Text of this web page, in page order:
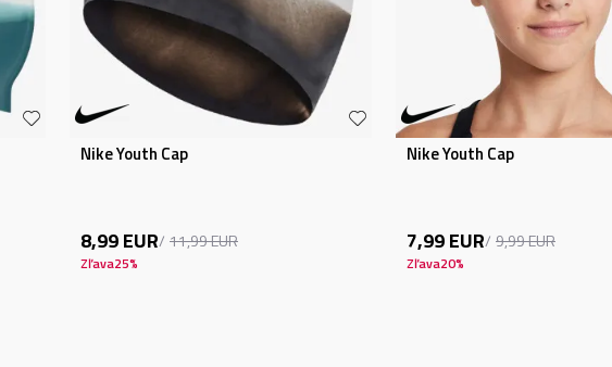
Nike Youth Cap
8,99EUR 11,99EUR
Zľava25%
Nike Youth Cap
7,99EUR 9,99EUR
Zľava20%